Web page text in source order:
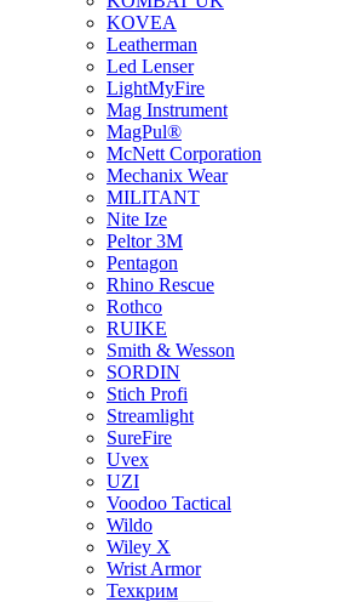
KOVEA
Leatherman
Led Lenser
LightMyFire
Mag Instrument
MagPul®
McNett Corporation
Mechanix Wear
MILITANT
Nite Ize
Peltor 3M
Pentagon
Rhino Rescue
Rothco
RUIKE
Smith & Wesson
SORDIN
Stich Profi
Streamlight
SureFire
Uvex
UZI
Voodoo Tactical
Wildo
Wiley X
Wrist Armor
Техкрим